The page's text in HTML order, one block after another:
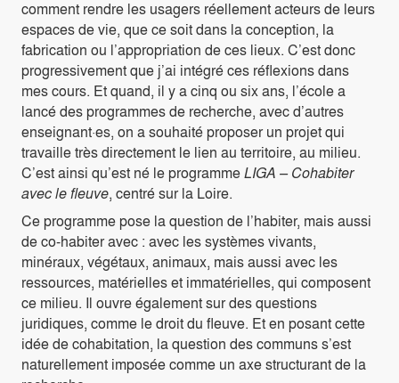
comment rendre les usagers réellement acteurs de leurs
espaces de vie, que ce soit dans la conception, la
fabrication ou l’appropriation de ces lieux. C’est donc
progressivement que j’ai intégré ces réflexions dans
mes cours. Et quand, il y a cinq ou six ans, l’école a
lancé des programmes de recherche, avec d’autres
enseignant·es, on a souhaité proposer un projet qui
travaille très directement le lien au territoire, au milieu.
C’est ainsi qu’est né le programmeLIGA – Cohabiter
avec le fleuve, centré sur la Loire.
Ce programme pose la question de l’habiter, mais aussi
de co-habiter avec : avec les systèmes vivants,
minéraux, végétaux, animaux, mais aussi avec les
ressources, matérielles et immatérielles, qui composent
ce milieu. Il ouvre également sur des questions
juridiques, comme le droit du fleuve. Et en posant cette
idée de cohabitation, la question des communs s’est
naturellement imposée comme un axe structurant de la